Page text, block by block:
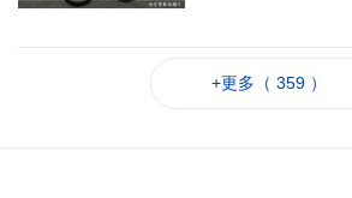
+更多（ 359 ）